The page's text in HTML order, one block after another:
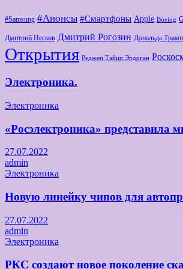
#Samsung #Анонсы #Смартфоны Apple Boeing
Дмитрий Песков Дмитрий Рогозин Дональда
Открытия Реджеп Тайип Эрдоган
Электроника.
Электроника
«Росэлектроника» представила
27.07.2022
admin
Электроника
Новую линейку чипов для
27.07.2022
admin
Электроника
РКС создают новое поколение